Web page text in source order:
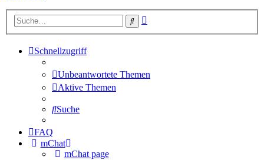
Suche
Schnellzugriff
Unbeantwortete Themen
Aktive Themen
Suche
FAQ
mChat
mChat page